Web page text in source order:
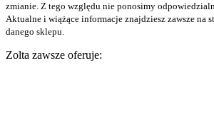
zmianie. Z tego względu nie ponosimy
Aktualne i wiążące informacje znajdziesz zawsze na
danego sklepu.
Zolta zawsze oferuje: